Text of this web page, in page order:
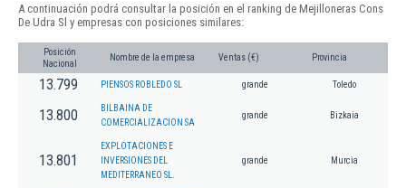
A continuación podrá consultar la posición en el ranking de Mejilloneras Cons
De Udra Sl y empresas con posiciones similares:
Posición
Nacional
Nombre de la empresa Ventas (€) Provincia
13.799 PIENSOS ROBLEDO SL grande Toledo
13.800
BILBAINA DE
COMERCIALIZACION SA
grande Bizkaia
13.801
EXPLOTACIONES E
INVERSIONES DEL
MEDITERRANEO SL.
grande Murcia